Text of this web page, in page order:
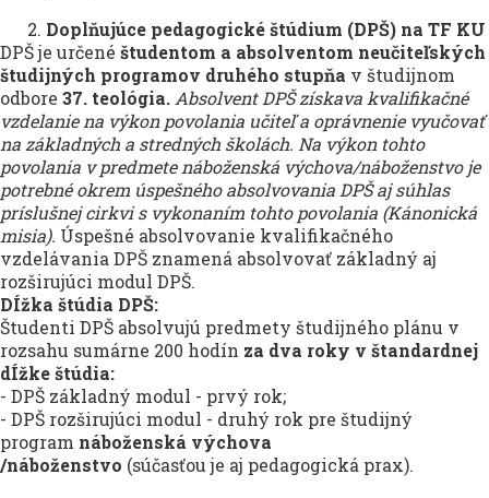
2. Doplňujúce pedagogické štúdium (DPŠ) na TF KU
DPŠ je určené študentom a absolventom neučiteľských
študijných programov druhého stupňa v študijnom
odbore 37. teológia. Absolvent DPŠ získava kvalifikačné
vzdelanie na výkon povolania učiteľ a oprávnenie vyučovať
na základných a stredných školách. Na výkon tohto
povolania v predmete náboženská výchova/náboženstvo je
potrebné okrem úspešného absolvovania DPŠ aj súhlas
príslušnej cirkvi s vykonaním tohto povolania (Kánonická
misia). Úspešné absolvovanie kvalifikačného
vzdelávania DPŠ znamená absolvovať základný aj
rozširujúci modul DPŠ.
DÍžka štúdia DPŠ:
Študenti DPŠ absolvujú predmety študijného plánu v
rozsahu sumárne 200 hodín za dva roky v štandardnej
dÍžke štúdia:
- DPŠ základný modul - prvý rok;
- DPŠ rozširujúci modul - druhý rok pre študijný
program náboženská výchova
/náboženstvo (súčasťou je aj pedagogická prax).